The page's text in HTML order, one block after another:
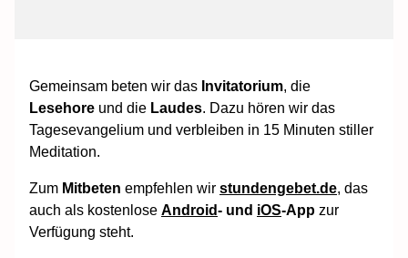
Gemeinsam beten wir das Invitatorium, die
Lesehore und die Laudes. Dazu hören wir das
Tagesevangelium und verbleiben in 15 Minuten stiller
Meditation.
Zum Mitbeten empfehlen wir stundengebet.de, das
auch als kostenlose Android- und iOS-App zur
Verfügung steht.